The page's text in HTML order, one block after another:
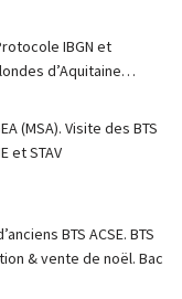
IBGN et
d’Aquitaine…
(MSA). Visite des BTS
et STAV
BTS ACSE. BTS
& vente de noël. Bac